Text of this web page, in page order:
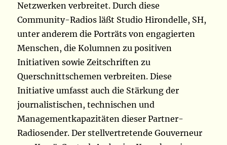
Netzwerken verbreitet. Durch diese
Community-Radios läßt Studio Hirondelle, SH,
unter anderem die Porträts von engagierten
Menschen, die Kolumnen zu positiven
Initiativen sowie Zeitschriften zu
Querschnittschemen verbreiten. Diese
Initiative umfasst auch die Stärkung der
journalistischen, technischen und
Managementkapazitäten dieser Partner-
Radiosender. Der stellvertretende Gouverneur